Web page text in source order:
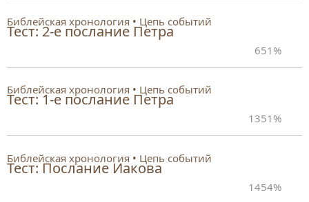
Библейская хронология Цепь событий
Тест: 2-е послание Петра
651%
Библейская хронология Цепь событий
Тест: 1-е послание Петра
1351%
Библейская хронология Цепь событий
Тест: Послание Иакова
1454%